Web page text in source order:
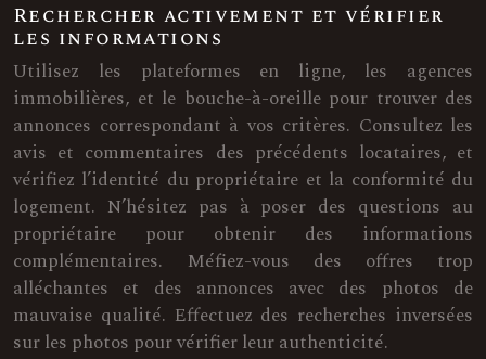
Rechercher activement et vérifier
les informations
Utilisez les plateformes en ligne, les agences
immobilières, et le bouche-à-oreille pour trouver des
annonces correspondant à vos critères. Consultez les
avis et commentaires des précédents locataires, et
vérifiez l’identité du propriétaire et la conformité du
logement. N’hésitez pas à poser des questions au
propriétaire pour obtenir des informations
complémentaires. Méfiez-vous des offres trop
alléchantes et des annonces avec des photos de
mauvaise qualité. Effectuez des recherches inversées
sur les photos pour vérifier leur authenticité.